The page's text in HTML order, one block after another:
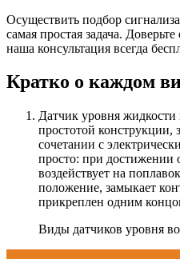
Осуществить подбор
самая простая задача.
наша консультация всегда
Кратко о каждом
Датчик уровня
простотой конструкции,
сочетании с
просто: при достижении
воздействует на
положение, замыкает
прикреплен одним
Виды датчиков уровня